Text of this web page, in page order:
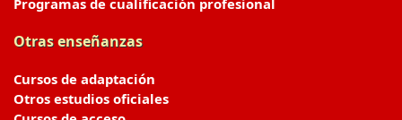
Programas de cualificación profesional
Otras enseñanzas
Cursos de adaptación
Otros estudios oficiales